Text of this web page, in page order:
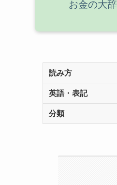
読み方
英語・表記
分類